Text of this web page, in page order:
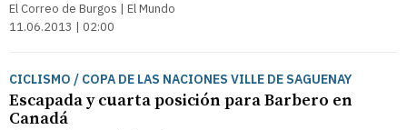
El Correo de Burgos | El Mundo
11.06.2013 | 02:00
CICLISMO / COPA DE LAS NACIONES VILLE DE SAGUENAY
Escapada y cuarta posición para Barbero en
Canadá